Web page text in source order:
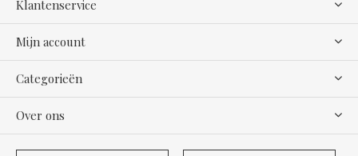
Klantenservice
Mijn account
Categorieën
Over ons